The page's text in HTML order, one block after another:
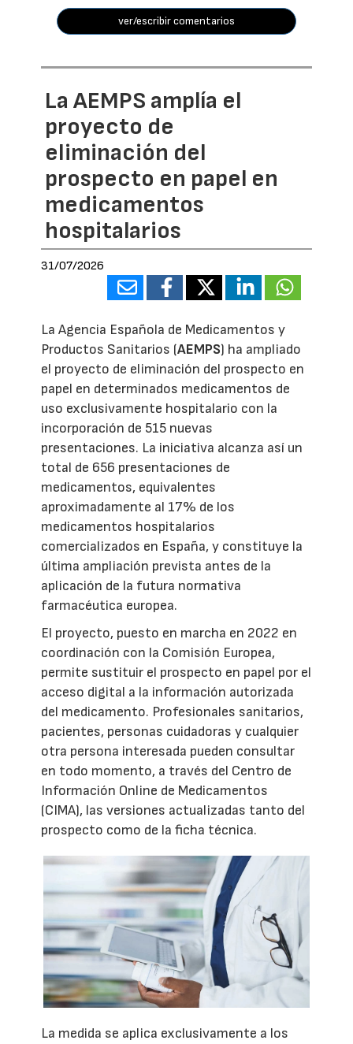
ver/escribir comentarios
La AEMPS amplía el
proyecto de
eliminación del
prospecto en papel en
medicamentos
hospitalarios
31/07/2026
La Agencia Española de Medicamentos y
Productos Sanitarios (AEMPS) ha ampliado
el proyecto de eliminación del prospecto en
papel en determinados medicamentos de
uso exclusivamente hospitalario con la
incorporación de 515 nuevas
presentaciones. La iniciativa alcanza así un
total de 656 presentaciones de
medicamentos, equivalentes
aproximadamente al 17% de los
medicamentos hospitalarios
comercializados en España, y constituye la
última ampliación prevista antes de la
aplicación de la futura normativa
farmacéutica europea.
El proyecto, puesto en marcha en 2022 en
coordinación con la Comisión Europea,
permite sustituir el prospecto en papel por el
acceso digital a la información autorizada
del medicamento. Profesionales sanitarios,
pacientes, personas cuidadoras y cualquier
otra persona interesada pueden consultar
en todo momento, a través del Centro de
Información Online de Medicamentos
(CIMA), las versiones actualizadas tanto del
prospecto como de la ficha técnica.
La medida se aplica exclusivamente a los